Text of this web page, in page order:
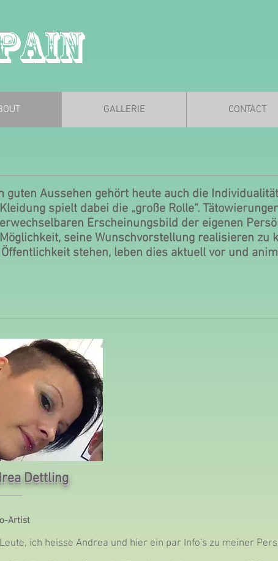
GALLERIE CONTACT
guten Aussehen gehört heute auch die
spielt dabei die „große Rolle“.
Erscheinungsbild der eigenen
seine Wunschvorstellung realisieren zu
stehen, leben dies aktuell vor und
Dettling
Artist
ich heisse Andrea und hier ein par Info's zu meiner